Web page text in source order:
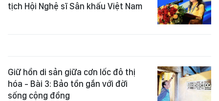
tịch Hội Nghệ sĩ Sân khấu Việt Nam
Giữ hồn di sản giữa cơn lốc đô thị
hóa - Bài 3: Bảo tồn gắn với đời
sống cộng đồng